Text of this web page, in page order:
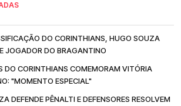
DO CORINTHIANS, HUGO SOUZA
JOGADOR DO BRAGANTINO
DO CORINTHIANS COMEMORAM VITÓRIA
"MOMENTO ESPECIAL"
DEFENDE PÊNALTI E DEFENSORES RESOLVEM